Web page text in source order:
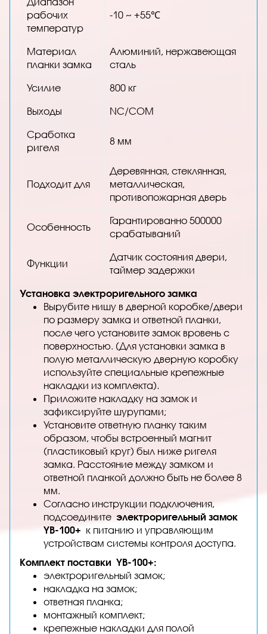
рабочих
температур
-10 ~ +55℃
Материал
планки замка
Алюминий, нержавеющая
сталь
Усилие 800 кг
Выходы NC/COM
Сработка
ригеля
8 мм
Подходит для
Деревянная, стеклянная,
металлическая,
противопожарная дверь
Особенность
Гарантированно 500000
срабатываний
Функции
Датчик состояния двери,
таймер задержки
Установка электроригельного замка
Вырубите нишу в дверной коробке/двери
по размеру замка и ответной планки,
после чего установите замок вровень с
поверхностью. (Для установки замка в
полую металлическую дверную коробку
используйте специальные крепежные
накладки из комплекта)
Приложите накладку на замок и
зафиксируйте шурупами;
Установите ответную планку таким
образом, чтобы встроенный магнит
(пластиковый круг) был ниже ригеля
замка. Расстояние между замком и
ответной планкой должно быть не более 8
мм.
Согласно инструкции подключения,
подсоедините электроригельный замок
YB-100+ к питанию и управляющим
устройствам системы контроля доступа.
Комплект поставки YВ-100+:
электроригельный замок;
накладка на замок;
ответная планка;
монтажный комплект;
крепежные накладки для полой